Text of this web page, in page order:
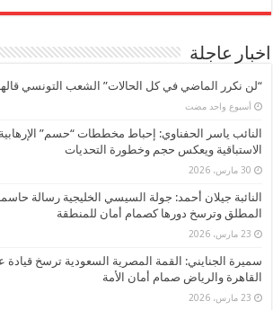
اخبار عاجلة
“لن نكرر الماضي في كل الحالات” الشعب التونسي
‏أسبوع واحد مضت
النائب ياسر الحفناوي: إحباط مخططات “حسم”
الاستباقية ويعكس حجم وخطورة التحديات
30 مارس، 2026
النائبة جيلان أحمد: جولة السيسي الخليجية رسالة
المطلق وترسخ دورها كصمام أمان للمنطقة
23 مارس، 2026
سميرة الجنايني: القمة المصرية السعودية ترسخ قيادة
القاهرة والرياض صمام أمان الأمة
23 مارس، 2026